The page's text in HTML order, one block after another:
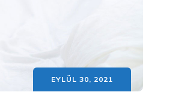
EYLÜL 30, 2021